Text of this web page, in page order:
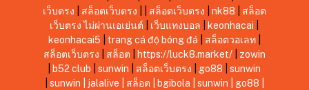
เว็บตรง
สล็อตเว็บตรง สล็อตเว็บตรง nk88
สล็อต
เว็บตรง ไม่ผ่านเอเย่นต์
เว็บแทงบอล keonhacai
keonhacai5
trang cá độ bóng đá สล็อตวอเลท|
สล็อตเว็บตรง
สล็อต https://luck8.market/| zowin
b52 club |sunwin สล็อตเว็บตรง |go88 |sunwin
sunwin jalalive สล็อต bgibola sunwin go88